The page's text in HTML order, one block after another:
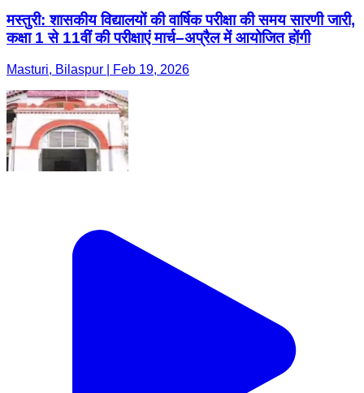
मस्तुरी: शासकीय विद्यालयों की वार्षिक परीक्षा की समय सारणी जारी,
कक्षा 1 से 11वीं की परीक्षाएं मार्च–अप्रैल में आयोजित होंगी
Masturi, Bilaspur | Feb 19, 2026